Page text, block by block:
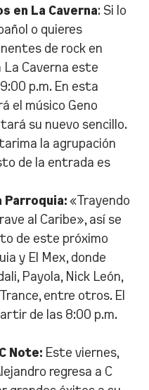
en La Caverna: Si lo
o quieres
de rock en
La Caverna este
p.m. En esta
el músico Geno
su nuevo sencillo.
la agrupación
de la entrada es
Parroquia:«Trayendo
al Caribe», así se
de este próximo
y El Mex, donde
Payola, Nick León,
entre otros. El
de las 8:00 p.m.
Note:Este viernes,
regresa a C